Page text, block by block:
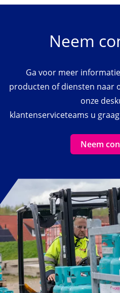
Neem
Ga voor meer
producten of diensten naar
onze
klantenserviceteams u
Neem